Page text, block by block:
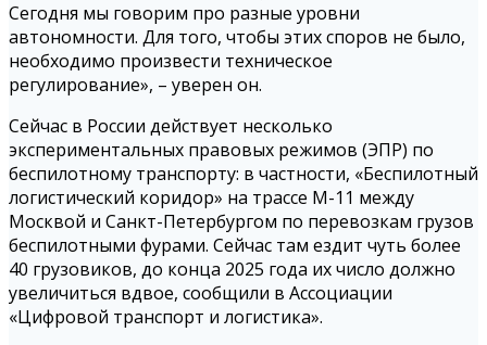
Сегодня мы говорим про разные уровни
автономности. Для того, чтобы этих споров не было,
необходимо произвести техническое
регулирование», – уверен он.
Сейчас в России действует несколько
экспериментальных правовых режимов (ЭПР) по
беспилотному транспорту: в частности, «Беспилотный
логистический коридор» на трассе М-11 между
Москвой и Санкт-Петербургом по перевозкам грузов
беспилотными фурами. Сейчас там ездит чуть более
40 грузовиков, до конца 2025 года их число должно
увеличиться вдвое, сообщили в Ассоциации
«Цифровой транспорт и логистика».